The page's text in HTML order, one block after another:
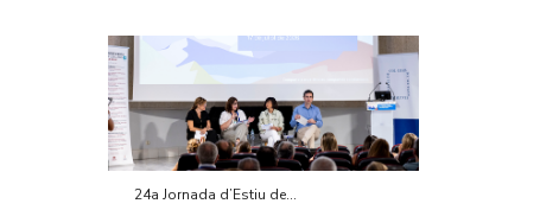
24a Jornada d’Estiu de...